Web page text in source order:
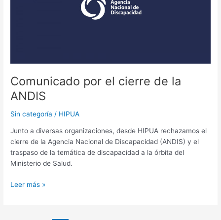
Comunicado por el cierre de la
ANDIS
Sin categoría / HIPUA
Junto a diversas organizaciones, desde HIPUA rechazamos el
cierre de la Agencia Nacional de Discapacidad (ANDIS) y el
traspaso de la temática de discapacidad a la órbita del
Ministerio de Salud.
Leer más »